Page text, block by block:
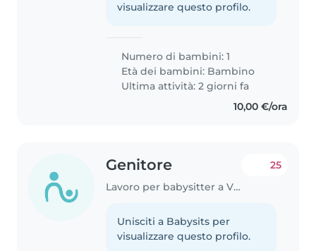
visualizzare questo profilo.
Numero di bambini: 1
Età dei bambini: Bambino
Ultima attività: 2 giorni fa
10,00 €/ora
Genitore
Lavoro per babysitter a Vicenza
25
Unisciti a Babysits per
visualizzare questo profilo.